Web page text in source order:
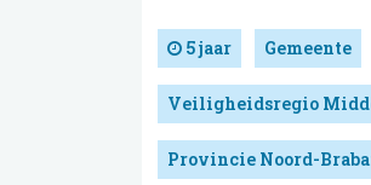
5 jaar Gemeente
Veiligheidsregio
Provincie Noord-